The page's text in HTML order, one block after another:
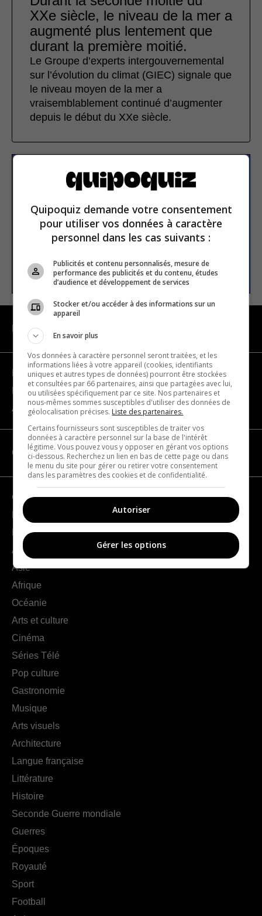
XXe siècle, le niveau de la mer a
augmenté plus lentement que
durant la première moitié.
Le Groupe d’experts intergouvernemental
sur l’évolution du climat (GIEC) signale que
le niveau moyen de la mer a
vraisemblablement continué d’augmenter
depuis le début du XXe siècle.
S’inscrire à la newsletter
E-mail
S’INSCRIRE
NAVIGATION
Devenir partenaire
Nous joindre
À propos
CATÉGORIES
Géographie
France
Europe
Amériques
Asie
Afrique
Océanie
Arts et culture
Cinéma
Séries Télé
Pop culture
Gastronomie
Musique
Arts visuels
Architecture
Langue française
Littérature
Histoire
Seconde Guerre mondiale
Guerres
Époques
Royauté
Sport
Football
Quipoquiz demande votre consentement
pour utiliser vos données à caractère
personnel dans les cas suivants :
Publicités et contenu personnalisés, mesure de
performance des publicités et du contenu, études
d’audience et développement de services
Stocker et/ou accéder à des informations sur un
appareil
En savoir plus
Vos données à caractère personnel seront traitées, et les
informations liées à votre appareil (cookies, identifiants
uniques et autres types de données) pourront être stockées
et consultées par 66 partenaires, ainsi que partagées avec lui,
ou utilisées spécifiquement par ce site. Nos partenaires et
nous-mêmes sommes susceptibles d'utiliser des données de
géolocalisation précises. Liste des partenaires.
Certains fournisseurs sont susceptibles de traiter vos
données à caractère personnel sur la base de l'intérêt
légitime. Vous pouvez vous y opposer en gérant vos options
ci-dessous. Recherchez un lien en bas de cette page ou dans
le menu du site pour gérer ou retirer votre consentement
dans les paramètres des cookies et de confidentialité.
Autoriser
Gérer les options